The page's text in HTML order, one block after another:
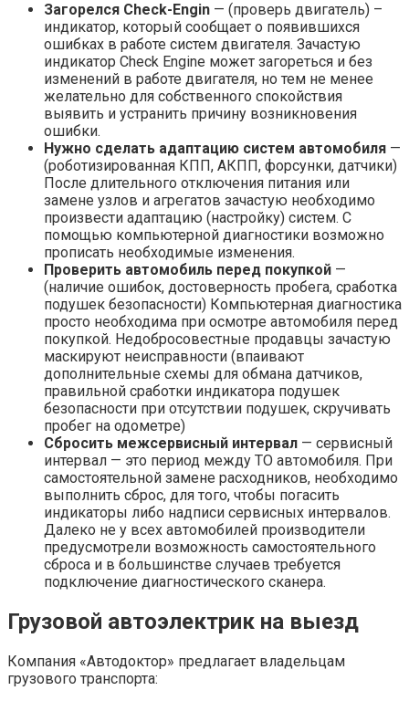
Загорелся Check-Engin — (проверь двигатель) –
индикатор, который сообщает о появившихся
ошибках в работе систем двигателя. Зачастую
индикатор Check Engine может загореться и без
изменений в работе двигателя, но тем не менее
желательно для собственного спокойствия
выявить и устранить причину возникновения
ошибки.
Нужно сделать адаптацию систем автомобиля —
(роботизированная КПП, АКПП, форсунки, датчики)
После длительного отключения питания или
замене узлов и агрегатов зачастую необходимо
произвести адаптацию (настройку) систем. С
помощью компьютерной диагностики возможно
прописать необходимые изменения.
Проверить автомобиль перед покупкой —
(наличие ошибок, достоверность пробега, сработка
подушек безопасности) Компьютерная диагностика
просто необходима при осмотре автомобиля перед
покупкой. Недобросовестные продавцы зачастую
маскируют неисправности (впаивают
дополнительные схемы для обмана датчиков,
правильной сработки индикатора подушек
безопасности при отсутствии подушек, скручивать
пробег на одометре)
Сбросить межсервисный интервал — сервисный
интервал — это период между ТО автомобиля. При
самостоятельной замене расходников, необходимо
выполнить сброс, для того, чтобы погасить
индикаторы либо надписи сервисных интервалов.
Далеко не у всех автомобилей производители
предусмотрели возможность самостоятельного
сброса и в большинстве случаев требуется
подключение диагностического сканера.
Грузовой автоэлектрик на выезд
Компания «Автодоктор» предлагает владельцам
грузового транспорта: